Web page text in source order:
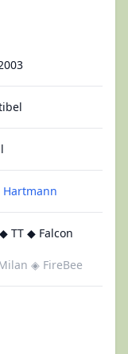
Hartmann
TT ◆ Falcon
◈ FireBee